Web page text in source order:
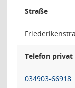
Straße
Telefon privat
034903-66918